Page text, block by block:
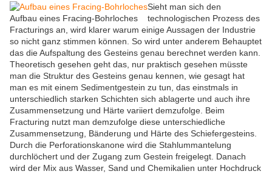
Aufbau eines Fracing-Bohrloches
Sieht man sich den
technologischen Prozess des
Fracturings an, wird klarer warum einige Aussagen der Industrie
so nicht ganz stimmen können. So wird unter anderem Behauptet
das die Aufspaltung des Gesteins genau berechnet werden kann.
Theoretisch gesehen geht das, nur praktisch gesehen müsste
man die Struktur des Gesteins genau kennen, wie gesagt hat
man es mit einem Sedimentgestein zu tun, das einstmals in
unterschiedlich starken Schichten sich ablagerte und auch ihre
Zusammensetzung und Härte variiert demzufolge. Beim
Fracturing nutzt man demzufolge diese unterschiedliche
Zusammensetzung, Bänderung und Härte des Schiefergesteins.
Durch die Perforationskanone wird die Stahlummantelung
durchlöchert und der Zugang zum Gestein freigelegt. Danach
wird der Mix aus Wasser, Sand und Chemikalien unter Hochdruck